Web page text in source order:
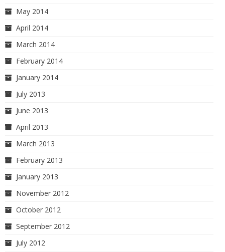
May 2014
April 2014
March 2014
February 2014
January 2014
July 2013
June 2013
April 2013
March 2013
February 2013
January 2013
November 2012
October 2012
September 2012
July 2012